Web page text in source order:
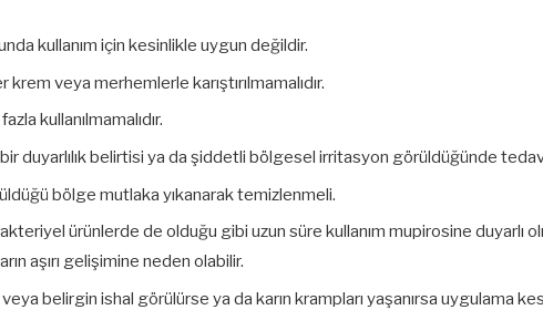
kullanım için kesinlikle uygun değildir.
krem veya merhemlerle karıştırılmamalıdır.
kullanılmamalıdır.
bir duyarlılık belirtisi ya da şiddetli bölgesel irritasyon görüldüğünde
bölge mutlaka yıkanarak temizlenmeli.
ürünlerde de olduğu gibi uzun süre kullanım mupirosine duyarlı
aşırı gelişimine neden olabilir.
belirgin ishal görülürse ya da karın krampları yaşanırsa uygulama